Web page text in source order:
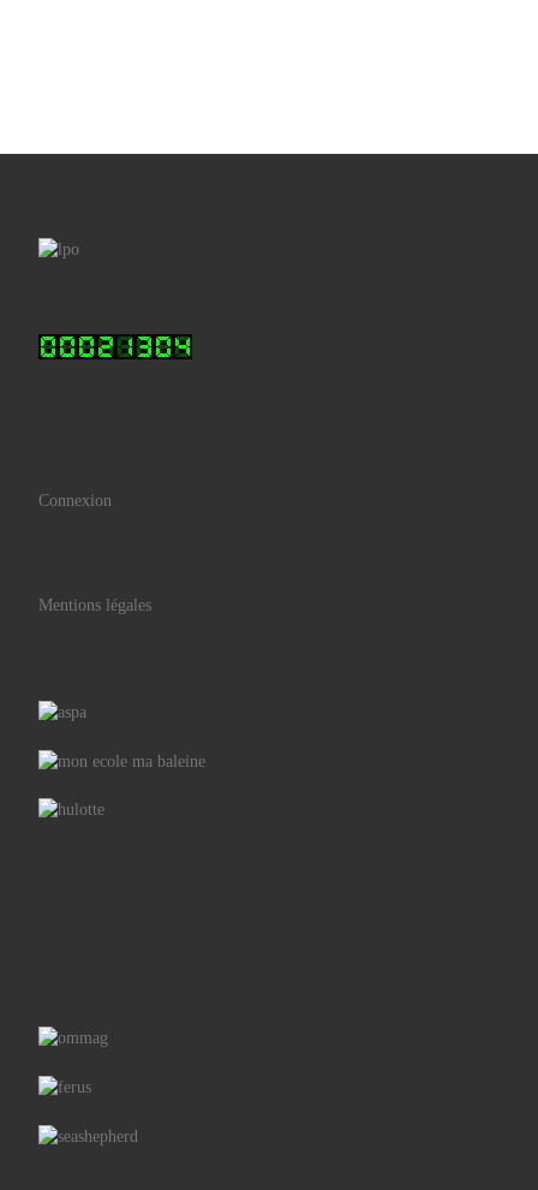
Connexion
Mentions légales